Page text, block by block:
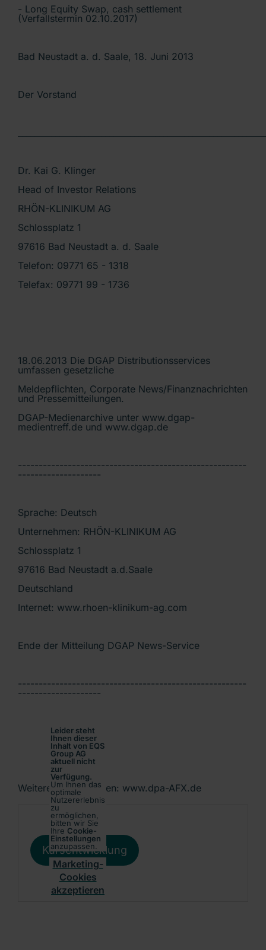
- Long Equity Swap, cash settlement
(Verfallstermin 02.10.2017)
Bad Neustadt a. d. Saale, 18. Juni 2013
Der Vorstand
Dr. Kai G. Klinger
Head of Investor Relations
RHÖN-KLINIKUM AG
Schlossplatz 1
97616 Bad Neustadt a. d. Saale
Telefon: 09771 65 - 1318
Telefax: 09771 99 - 1736
18.06.2013 Die DGAP Distributionsservices
umfassen gesetzliche
Meldepflichten, Corporate News/Finanznachrichten
und Pressemitteilungen.
DGAP-Medienarchive unter www.dgap-
medientreff.de und www.dgap.de
-------------------------------------------------------
--------------------
Sprache: Deutsch
Unternehmen: RHÖN-KLINIKUM AG
Schlossplatz 1
97616 Bad Neustadt a.d.Saale
Deutschland
Internet: www.rhoen-klinikum-ag.com
Ende der Mitteilung DGAP News-Service
-------------------------------------------------------
--------------------
Weitere Informationen: www.dpa-AFX.de
Leider steht
Ihnen dieser
Inhalt von EQS
Group AG
aktuell nicht
zur
Verfügung.
Um Ihnen das
optimale
Nutzererlebnis
zu
ermöglichen,
bitten wir Sie
Ihre Cookie-
Einstellungen
anzupassen.
Marketing-
Cookies
akzeptieren
Kursentwicklung